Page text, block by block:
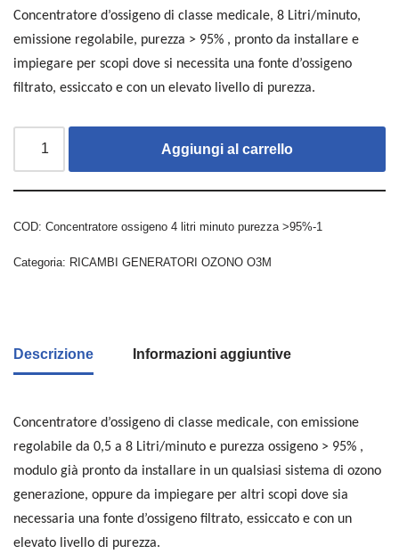
Concentratore d’ossigeno di classe medicale, 8 Litri/minuto,
emissione regolabile, purezza > 95% , pronto da installare e
impiegare per scopi dove si necessita una fonte d’ossigeno
filtrato, essiccato e con un elevato livello di purezza.
Aggiungi al carrello
COD: Concentratore ossigeno 4 litri minuto purezza >95%-1
Categoria: RICAMBI GENERATORI OZONO O3M
Descrizione Informazioni aggiuntive
Concentratore d’ossigeno di classe medicale, con emissione
regolabile da 0,5 a 8 Litri/minuto e purezza ossigeno > 95% ,
modulo già pronto da installare in un qualsiasi sistema di ozono
generazione, oppure da impiegare per altri scopi dove sia
necessaria una fonte d’ossigeno filtrato, essiccato e con un
elevato livello di purezza.